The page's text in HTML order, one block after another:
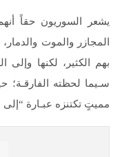
يشعر السوريون حقاً
المجازر والموت
بهم الكثير، لكنها
سـيما لحظته
مميتٍ تكتنزه عبـارة “إلى